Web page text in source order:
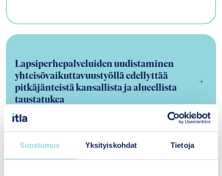
Suostumus Yksityiskohdat Tietoja
Lapsiperhepalveluiden uudistaminen
yhteisövaikuttavuustyöllä edellyttää
pitkäjänteistä kansallista ja alueellista
taustatukea
+